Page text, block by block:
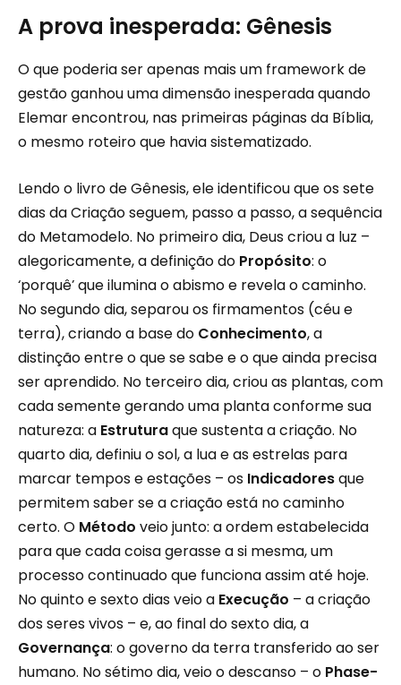
A prova inesperada: Gênesis
O que poderia ser apenas mais um framework de
gestão ganhou uma dimensão inesperada quando
Elemar encontrou, nas primeiras páginas da Bíblia,
o mesmo roteiro que havia sistematizado.
Lendo o livro de Gênesis, ele identificou que os sete
dias da Criação seguem, passo a passo, a sequência
do Metamodelo. No primeiro dia, Deus criou a luz –
alegoricamente, a definição do Propósito: o
‘porquê’ que ilumina o abismo e revela o caminho.
No segundo dia, separou os firmamentos (céu e
terra), criando a base do Conhecimento, a
distinção entre o que se sabe e o que ainda precisa
ser aprendido. No terceiro dia, criou as plantas, com
cada semente gerando uma planta conforme sua
natureza: a Estruturaque sustenta a criação. No
quarto dia, definiu o sol, a lua e as estrelas para
marcar tempos e estações – os Indicadoresque
permitem saber se a criação está no caminho
certo. O Método veio junto: a ordem estabelecida
para que cada coisa gerasse a si mesma, um
processo continuado que funciona assim até hoje.
No quinto e sexto dias veio a Execução – a criação
dos seres vivos – e, ao final do sexto dia, a
Governança: o governo da terra transferido ao ser
humano. No sétimo dia, veio o descanso – o Phase-